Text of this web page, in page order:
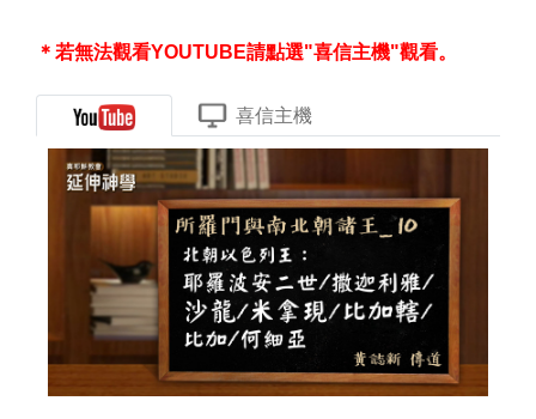
＊若無法觀看YOUTUBE請點選"喜信主機"觀看。
喜信主機